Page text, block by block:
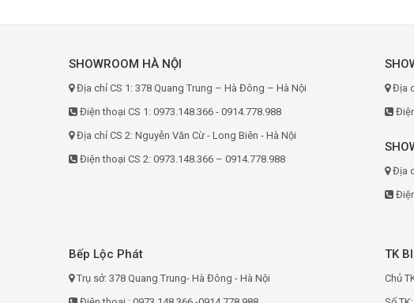
SHOWROOM HÀ NỘI
Địa chỉ CS 1: 378 Quang Trung – Hà Đông – Hà Nội
Điện thoại CS 1: 0973.148.366 - 0914.778.988
Địa chỉ CS 2: Nguyễn Văn Cừ - Long Biên - Hà Nội
Điện thoại CS 2: 0973.148.366 – 0914.778.988
Địa
Địa
Bếp Lộc Phát
Trụ sở: 378 Quang Trung- Hà Đông - Hà Nội
TK
Chủ